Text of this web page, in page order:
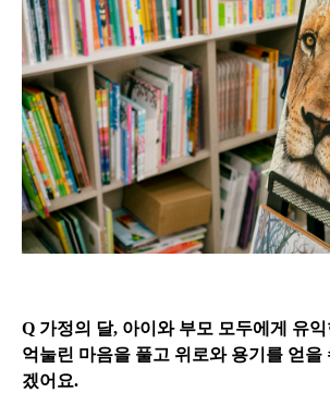
Q 가정의 달, 아이와 부모 모두에게 유
억눌린 마음을 풀고 위로와 용기를 얻을
겠어요.